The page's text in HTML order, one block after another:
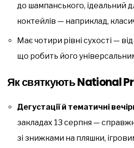
до шампанського, ідеальний
коктейлів — наприклад,
Має чотири рівні сухості —
що робить його
Як святкують National
Дегустації й тематичні
закладах 13 серпня —
зі знижками на пляшки,